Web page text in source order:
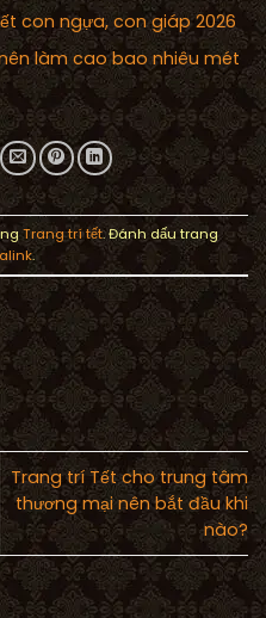
con ngựa, con giáp 2026
làm cao bao nhiêu mét
Trang trí tết. Đánh dấu trang
.
Trang trí Tết cho trung tâm
thương mại nên bắt đầu khi
nào?